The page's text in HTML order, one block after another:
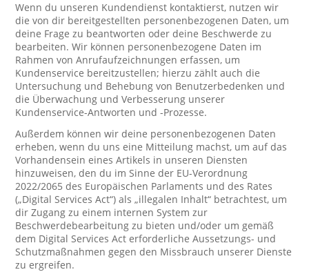
Wenn du unseren Kundendienst kontaktierst, nutzen wir
die von dir bereitgestellten personenbezogenen Daten, um
deine Frage zu beantworten oder deine Beschwerde zu
bearbeiten. Wir können personenbezogene Daten im
Rahmen von Anrufaufzeichnungen erfassen, um
Kundenservice bereitzustellen; hierzu zählt auch die
Untersuchung und Behebung von Benutzerbedenken und
die Überwachung und Verbesserung unserer
Kundenservice-Antworten und -Prozesse.
Außerdem können wir deine personenbezogenen Daten
erheben, wenn du uns eine Mitteilung machst, um auf das
Vorhandensein eines Artikels in unseren Diensten
hinzuweisen, den du im Sinne der EU-Verordnung
2022/2065 des Europäischen Parlaments und des Rates
(„Digital Services Act“) als „illegalen Inhalt“ betrachtest, um
dir Zugang zu einem internen System zur
Beschwerdebearbeitung zu bieten und/oder um gemäß
dem Digital Services Act erforderliche Aussetzungs- und
Schutzmaßnahmen gegen den Missbrauch unserer Dienste
zu ergreifen.